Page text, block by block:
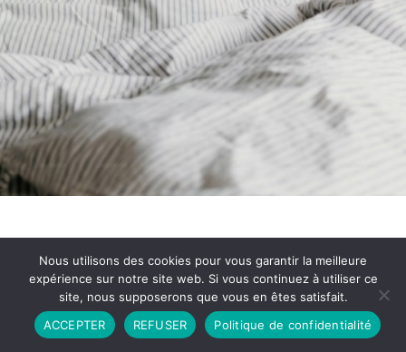
Partenariat Contact
Politique de Confidentialité
CGU
Copyright © 2026 - Propulsé par DIEUDUDIABLE
Nous utilisons des cookies pour vous garantir la meilleure
expérience sur notre site web. Si vous continuez à utiliser ce
site, nous supposerons que vous en êtes satisfait.
ACCEPTER
REFUSER Politique de confidentialité